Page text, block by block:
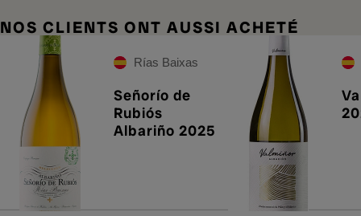
NOS CLIENTS ONT AUSSI ACHETÉ
Rías Baixas
Señorío de
Rubiós
Albariño 2025